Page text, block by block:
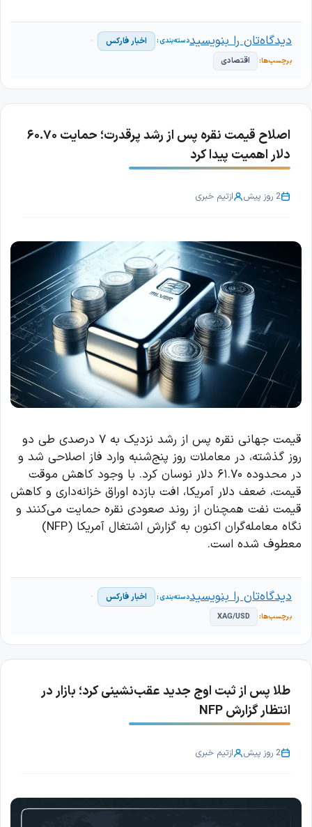
اخبار فارکس
اقتصادی
دیدگاه‌تان را بنویسید
اصلاح قیمت نقره پس از رشد پرقدرت؛ حمایت ۶۰.۷۰
دلار اهمیت پیدا کرد
2 روز پیش ازتیم خبری
قیمت جهانی نقره پس از رشد نزدیک به ۷ درصدی طی دو
روز گذشته، در معاملات روز پنج‌شنبه وارد فاز اصلاحی شد و
در محدوده ۶۱.۷۰ دلار نوسان کرد. با وجود کاهش موقت
قیمت، ضعف دلار آمریکا، افت بازده اوراق خزانه‌داری و کاهش
قیمت نفت همچنان از روند صعودی نقره حمایت می‌کنند و
نگاه معامله‌گران اکنون به گزارش اشتغال آمریکا (NFP)
معطوف شده است.
اخبار فارکس
XAG/USD
دیدگاه‌تان را بنویسید
طلا پس از ثبت اوج جدید عقب‌نشینی کرد؛ بازار در
انتظار گزارش NFP
2 روز پیش ازتیم خبری